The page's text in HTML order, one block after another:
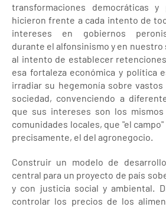
transformaciones democráticas
hicieron frente a cada intento de
intereses en gobiernos
durante el alfonsinismo y en
al intento de establecer
esa fortaleza económica y política
irradiar su hegemonía sobre
sociedad, convenciendo a
que sus intereses son los
comunidades locales, que "el
precisamente, el del agronegocio.
Construir un modelo de
central para un proyecto de país
y con justicia social y ambiental.
controlar los precios de los